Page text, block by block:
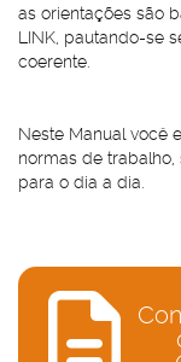
as orientações são
LINK, pautando-se
coerente.
Neste Manual você
normas de
para o dia a dia.